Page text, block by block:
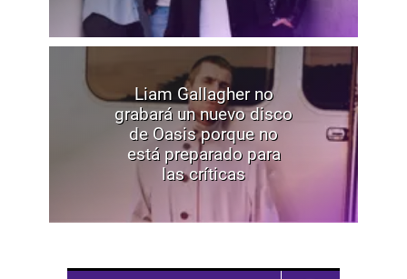
Liam Gallagher no
grabará un nuevo disco
de Oasis porque no
está preparado para
las críticas